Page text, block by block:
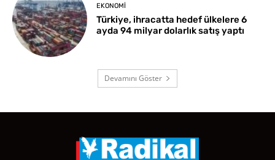
EKONOMI
Türkiye, ihracatta hedef ülkelere 6
ayda 94 milyar dolarlık satış yaptı
Devamını Göster